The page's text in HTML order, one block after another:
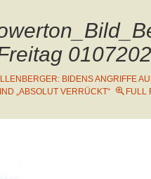
BIDENS ANGRIFFE
„ABSOLUT VERRÜCKT“
FULL